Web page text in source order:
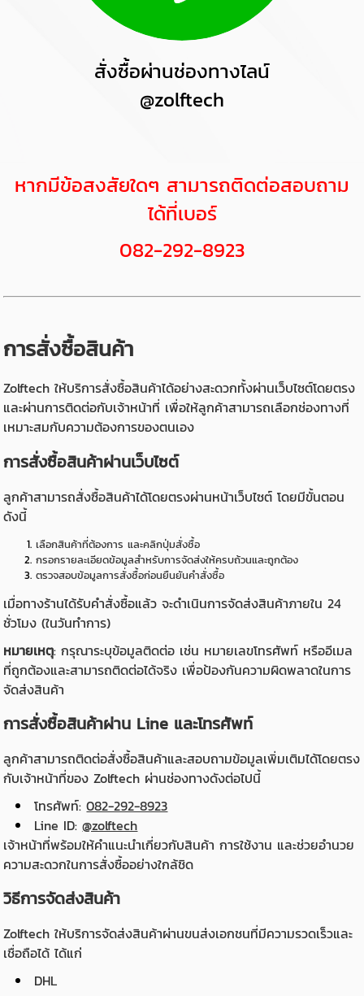
สั่งซื้อผ่านช่องทางไลน์
@zolftech
หากมีข้อสงสัยใดๆ สามารถติดต่อสอบถาม
ได้ที่เบอร์
082-292-8923
การสั่งซื้อสินค้า
Zolftech ให้บริการสั่งซื้อสินค้าได้อย่างสะดวกทั้งผ่านเว็บไซต์โดยตรง
และผ่านการติดต่อกับเจ้าหน้าที่ เพื่อให้ลูกค้าสามารถเลือกช่องทางที่
เหมาะสมกับความต้องการของตนเอง
การสั่งซื้อสินค้าผ่านเว็บไซต์
ลูกค้าสามารถสั่งซื้อสินค้าได้โดยตรงผ่านหน้าเว็บไซต์ โดยมีขั้นตอน
ดังนี้
เลือกสินค้าที่ต้องการ และคลิกปุ่มสั่งซื้อ
กรอกรายละเอียดข้อมูลสำหรับการจัดส่งให้ครบถ้วนและถูกต้อง
ตรวจสอบข้อมูลการสั่งซื้อก่อนยืนยันคำสั่งซื้อ
เมื่อทางร้านได้รับคำสั่งซื้อแล้ว จะดำเนินการจัดส่งสินค้าภายใน 24
ชั่วโมง (ในวันทำการ)
หมายเหตุ: กรุณาระบุข้อมูลติดต่อ เช่น หมายเลขโทรศัพท์ หรืออีเมล
ที่ถูกต้องและสามารถติดต่อได้จริง เพื่อป้องกันความผิดพลาดในการ
จัดส่งสินค้า
การสั่งซื้อสินค้าผ่าน Line และโทรศัพท์
ลูกค้าสามารถติดต่อสั่งซื้อสินค้าและสอบถามข้อมูลเพิ่มเติมได้โดยตรง
กับเจ้าหน้าที่ของ Zolftech ผ่านช่องทางดังต่อไปนี้
โทรศัพท์:082-292-8923
Line ID:@zolftech
เจ้าหน้าที่พร้อมให้คำแนะนำเกี่ยวกับสินค้า การใช้งาน และช่วยอำนวย
ความสะดวกในการสั่งซื้ออย่างใกล้ชิด
วิธีการจัดส่งสินค้า
Zolftech ให้บริการจัดส่งสินค้าผ่านขนส่งเอกชนที่มีความรวดเร็วและ
เชื่อถือได้ ได้แก่
DHL